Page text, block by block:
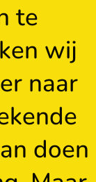
te
wij
naar
doen